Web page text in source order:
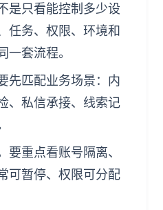
是只看能控制多少设
任务、权限、环境和
一套流程。
先匹配业务场景：内
、私信承接、线索记
要重点看账号隔离、
可暂停、权限可分配